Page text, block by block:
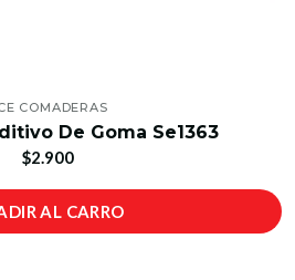
COMADERAS
De Goma Se1363
$2.900
AL CARRO